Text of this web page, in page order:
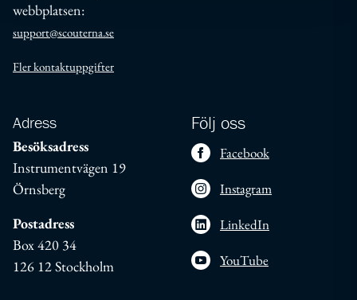
webbplatsen:
support@scouterna.se
Fler kontaktuppgifter
Adress
Besöksadress
Instrumentvägen 19
Örnsberg
Postadress
Box 420 34
126 12 Stockholm
Följ oss
Facebook
Instagram
LinkedIn
YouTube